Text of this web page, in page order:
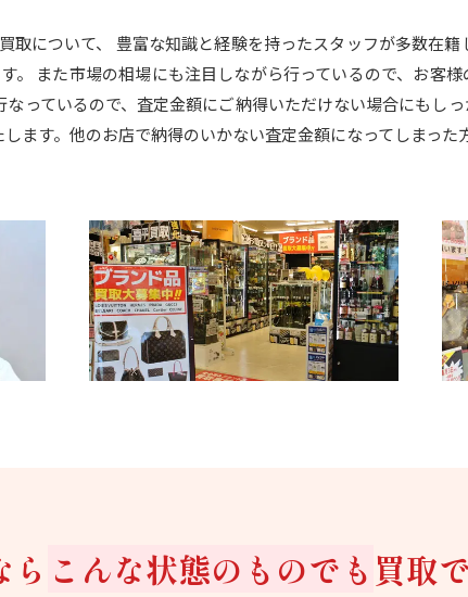
取について、 豊富な知識と経験を持ったスタッフが多数在
。 また市場の相場にも注目しながら行っているので、お客
っているので、査定金額にご納得いただけない場合にもし
ます。他のお店で納得のいかない査定金額になってしまった
こんな状態のものでも 買取